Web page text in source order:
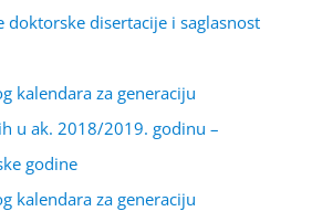
doktorske disertacije i saglasnost
kalendara za generaciju
u ak. 2018/2019. godinu –
godine
kalendara za generaciju